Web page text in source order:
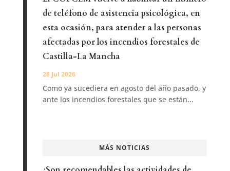
de teléfono de asistencia psicológica, en
esta ocasión, para atender a las personas
afectadas por los incendios forestales de
Castilla-La Mancha
28 Jul 2026
Como ya sucediera en agosto del año pasado, y
ante los incendios forestales que se están...
MÁS NOTICIAS